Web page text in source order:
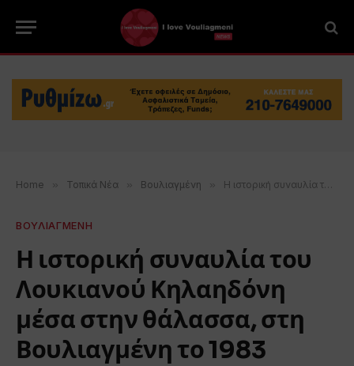
Home » Τοπικά Νέα » Βουλιαγμένη » Η ιστορική συναυλία του Λουκιανού Κηλαηδόνη μέσα στην θάλασσα, στη Βουλιαγμένη το 1983
ΒΟΥΛΙΑΓΜΕΝΗ
Η ιστορική συναυλία του
Λουκιανού Κηλαηδόνη
μέσα στην θάλασσα, στη
Βουλιαγμένη το 1983